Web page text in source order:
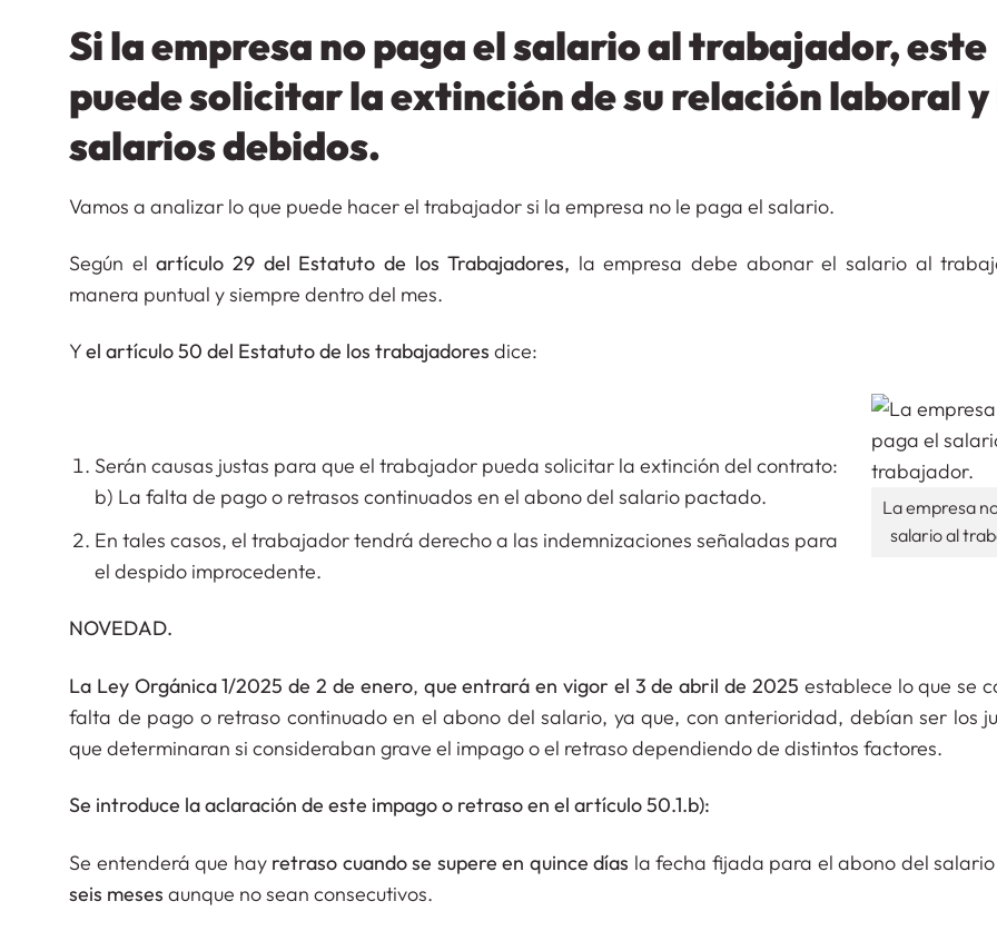
Si la empresa no paga el salario al trabajador, este
puede solicitar la extinción de su relación laboral y
salarios debidos.
Vamos a analizar lo que puede hacer el trabajador si la empresa no le paga el salario.
Según elartículo 29 del Estatuto de los Trabajadores, la empresa debe abonar el salario al
manera puntual y siempre dentro del mes.
Yel artículo 50 del Estatuto de los trabajadores dice:
La empresa
salario al
Serán causas justas para que el trabajador pueda solicitar la extinción del contrato:
b) La falta de pago o retrasos continuados en el abono del salario pactado.
En tales casos, el trabajador tendrá derecho a las indemnizaciones señaladas para
el despido improcedente.
NOVEDAD.
La Ley Orgánica 1/2025 de 2 de enero, que entrará en vigor el 3 de abril de 2025 establece lo que se
falta de pago o retraso continuado en el abono del salario, ya que, con anterioridad, debían ser los
que determinaran si consideraban grave el impago o el retraso dependiendo de distintos factores.
Se introduce la aclaración de este impago o retraso en el artículo 50.1.b):
Se entenderá que hay retraso cuando se supere en quince días la fecha fijada para el abono del
seis meses aunque no sean consecutivos.